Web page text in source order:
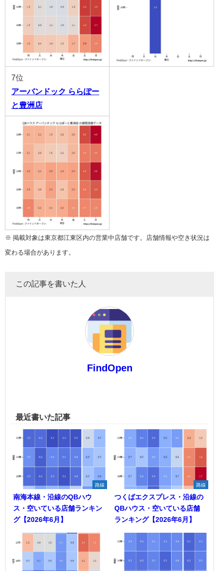
7位
アーバンドック ららぽー
と豊洲店
※ 掲載対象は東京都江東区内の営業中店舗です。店舗情報や空き状況は
変わる場合があります。
この記事を書いた人
FindOpen
最近書いた記事
路線
南海本線・沿線のQBハウ
ス・空いている店舗ランキン
グ【2026年6月】
路線
つくばエクスプレス・沿線の
QBハウス・空いている店舗
ランキング【2026年6月】